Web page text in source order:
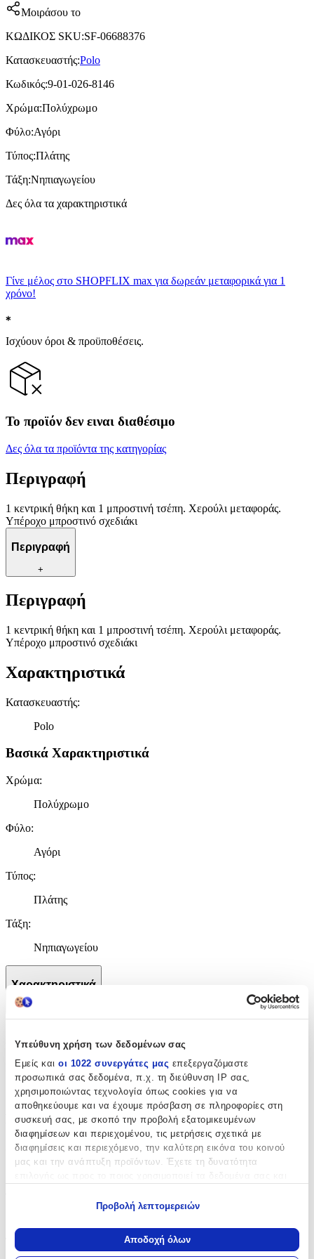
Υπεύθυνη χρήση των δεδομένων σας
Εμείς και οι 1022 συνεργάτες μας επεξεργαζόμαστε
προσωπικά σας δεδομένα, π.χ. τη διεύθυνση IP σας,
χρησιμοποιώντας τεχνολογία όπως cookies για να
αποθηκεύουμε και να έχουμε πρόσβαση σε πληροφορίες στη
συσκευή σας, με σκοπό την προβολή εξατομικευμένων
διαφημίσεων και περιεχομένου, τις μετρήσεις σχετικά με
διαφημίσεις και περιεχόμενο, την καλύτερη εικόνα του κοινού
μας και την ανάπτυξη προϊόντων. Έχετε τη δυνατότητα
Να συλλέξουμε πληροφορίες σχετικά με τη γεωγραφική
σας τοποθεσία, οι οποίες μπορεί να είναι ακριβείς σε
Προβολή λεπτομερειών
Αποδοχή όλων
Μοιράσου το
ΚΩΔΙΚΟΣ SKU:SF-06688376
Κατασκευαστής:Polo
Κωδικός:9-01-026-8146
Χρώμα:Πολύχρωμο
Φύλο:Αγόρι
Τύπος:Πλάτης
Τάξη:Νηπιαγωγείου
Δες όλα τα χαρακτηριστικά
Γίνε μέλος στο SHOPFLIX max για δωρεάν μεταφορικά για 1
χρόνο!
Ισχύουν όροι & προϋποθέσεις.
Το προϊόν δεν ειναι διαθέσιμο
Δες όλα τα προϊόντα της κατηγορίας
Περιγραφή
1 κεντρική θήκη και 1 μπροστινή τσέπη. Χερούλι μεταφοράς.
Υπέροχο μπροστινό σχεδιάκι
Περιγραφή
+
Περιγραφή
1 κεντρική θήκη και 1 μπροστινή τσέπη. Χερούλι μεταφοράς.
Υπέροχο μπροστινό σχεδιάκι
Χαρακτηριστικά
Κατασκευαστής:
Polo
Βασικά Χαρακτηριστικά
Χρώμα:
Πολύχρωμο
Φύλο:
Αγόρι
Τύπος:
Πλάτης
Τάξη:
Νηπιαγωγείου
Χαρακτηριστικά
Χαρακτηριστικά
Κατασκευαστής:
Polo
Βασικά Χαρακτηριστικά
Χρώμα:
Πολύχρωμο